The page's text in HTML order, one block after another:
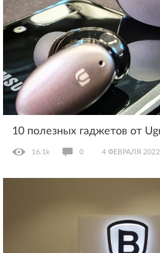
10 полезных гаджетов от
16.1k 0 4 ФЕВРАЛЯ 2022